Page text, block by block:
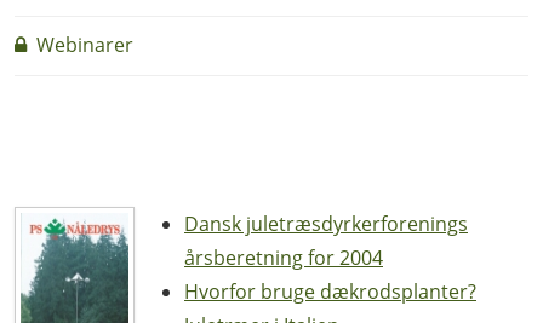
Webinarer
Dansk juletræsdyrkerforenings
årsberetning for 2004
Hvorfor bruge dækrodsplanter?